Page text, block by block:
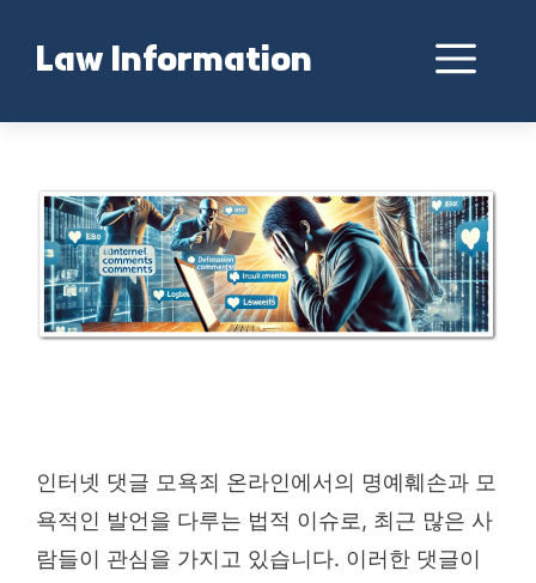
contentLaw Information
인터넷 댓글 모욕죄 온라인에서의 명예훼손과 모
욕적인 발언을 다루는 법적 이슈로, 최근 많은 사
람들이 관심을 가지고 있습니다. 이러한 댓글이